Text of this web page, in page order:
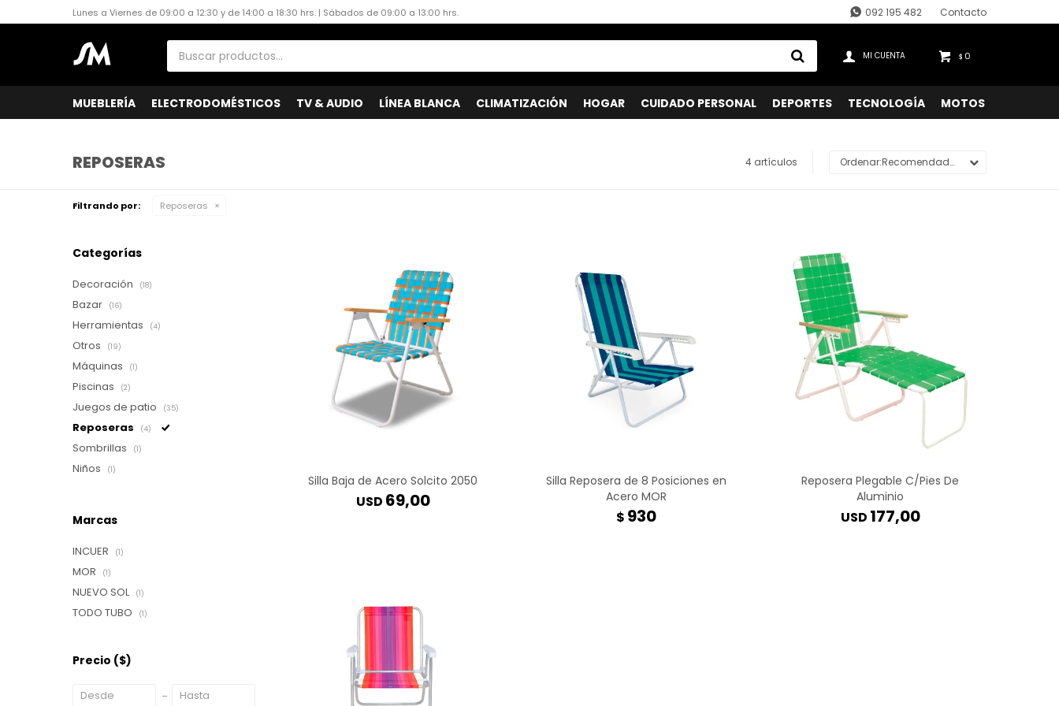
MUEBLERÍA ELECTRODOMÉSTICOS TV & AUDIO LÍNEA BLANCA CLIMATIZACIÓN HOGAR CUIDADO PERSONAL DEPORTES TECNOLOGÍA MOTOS
$ 0
Lunes a Viernes de 09:00 a 12:30 y de 14:00 a 18:30 hrs. | Sábados de 09:00 a 13:00 hrs. 092 195 482 Contacto
REPOSERAS 4 artículos Recomendados
Filtrando por: Reposeras
Silla Baja de Acero Solcito 2050
USD 69,00
Silla Reposera de 8 Posiciones en
Acero MOR
$ 930
Reposera Plegable C/Pies De
Aluminio
USD 177,00
Categorías
Decoración (18)
Bazar (16)
Herramientas (4)
Otros (19)
Máquinas (1)
Piscinas (2)
Juegos de patio (35)
Reposeras (4)
Sombrillas (1)
Niños (1)
Marcas
INCUER (1)
MOR (1)
NUEVO SOL (1)
TODO TUBO (1)
Precio ($)